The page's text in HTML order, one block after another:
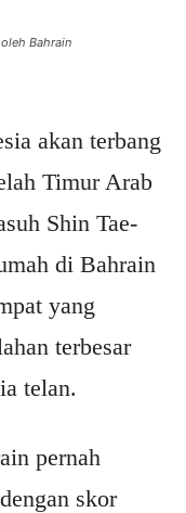
Bahrain
akan terbang
Timur Arab
Shin Tae-
di Bahrain
yang
terbesar
telan.
pernah
skor